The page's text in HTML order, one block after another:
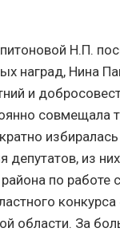
Н.П.
наград, Нина
и
совмещала
из
по
области. За